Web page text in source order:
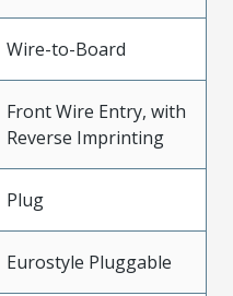
Wire-to-Board
Front Wire Entry, with
Reverse Imprinting
Plug
Eurostyle Pluggable